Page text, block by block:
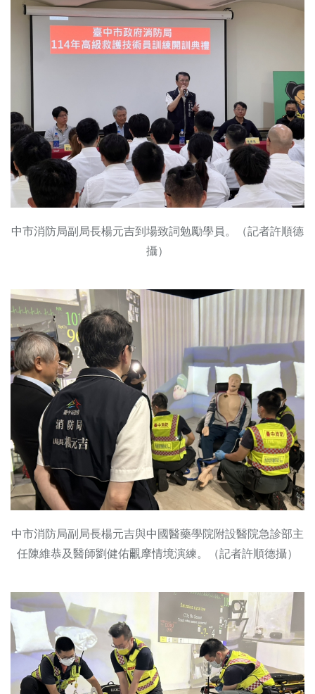
中市消防局副局長楊元吉到場致詞勉勵學員。（記者許順德
攝）
中市消防局副局長楊元吉與中國醫藥學院附設醫院急診部主
任陳維恭及醫師劉健佑覼摩情境演練。（記者許順德攝）